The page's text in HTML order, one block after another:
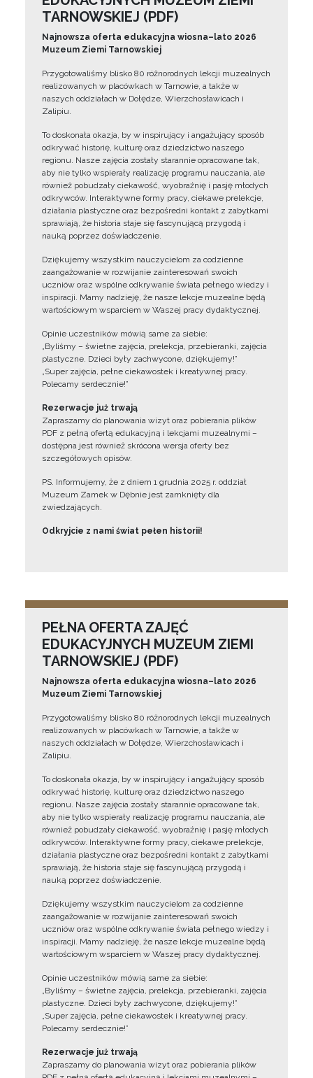
TARNOWSKIEJ (PDF)
Najnowsza oferta edukacyjna wiosna–lato 2026
Muzeum Ziemi Tarnowskiej
Przygotowaliśmy blisko 80 różnorodnych lekcji muzealnych
realizowanych w placówkach w Tarnowie, a także w
naszych oddziałach w Dołędze, Wierzchosławicach i
Zalipiu.
To doskonała okazja, by w inspirujący i angażujący sposób
odkrywać historię, kulturę oraz dziedzictwo naszego
regionu. Nasze zajęcia zostały starannie opracowane tak,
aby nie tylko wspierały realizację programu nauczania, ale
również pobudzały ciekawość, wyobraźnię i pasję młodych
odkrywców. Interaktywne formy pracy, ciekawe prelekcje,
działania plastyczne oraz bezpośredni kontakt z zabytkami
sprawiają, że historia staje się fascynującą przygodą i
nauką poprzez doświadczenie.
Dziękujemy wszystkim nauczycielom za codzienne
zaangażowanie w rozwijanie zainteresowań swoich
uczniów oraz wspólne odkrywanie świata pełnego wiedzy i
inspiracji. Mamy nadzieję, że nasze lekcje muzealne będą
wartościowym wsparciem w Waszej pracy dydaktycznej.
Opinie uczestników mówią same za siebie:
„Byliśmy – świetne zajęcia, prelekcja, przebieranki, zajęcia
plastyczne. Dzieci były zachwycone, dziękujemy!”
„Super zajęcia, pełne ciekawostek i kreatywnej pracy.
Polecamy serdecznie!”
Rezerwacje już trwają
Zapraszamy do planowania wizyt oraz pobierania plików
PDF z pełną ofertą edukacyjną i lekcjami muzealnymi –
dostępna jest również skrócona wersja oferty bez
szczegółowych opisów.
PS. Informujemy, że z dniem 1 grudnia 2025 r. oddział
Muzeum Zamek w Dębnie jest zamknięty dla
zwiedzających.
Odkryjcie z nami świat pełen historii!
PEŁNA OFERTA ZAJĘĆ
EDUKACYJNYCH MUZEUM ZIEMI
TARNOWSKIEJ (PDF)
Najnowsza oferta edukacyjna wiosna–lato 2026
Muzeum Ziemi Tarnowskiej
Przygotowaliśmy blisko 80 różnorodnych lekcji muzealnych
realizowanych w placówkach w Tarnowie, a także w
naszych oddziałach w Dołędze, Wierzchosławicach i
Zalipiu.
To doskonała okazja, by w inspirujący i angażujący sposób
odkrywać historię, kulturę oraz dziedzictwo naszego
regionu. Nasze zajęcia zostały starannie opracowane tak,
aby nie tylko wspierały realizację programu nauczania, ale
również pobudzały ciekawość, wyobraźnię i pasję młodych
odkrywców. Interaktywne formy pracy, ciekawe prelekcje,
działania plastyczne oraz bezpośredni kontakt z zabytkami
sprawiają, że historia staje się fascynującą przygodą i
nauką poprzez doświadczenie.
Dziękujemy wszystkim nauczycielom za codzienne
zaangażowanie w rozwijanie zainteresowań swoich
uczniów oraz wspólne odkrywanie świata pełnego wiedzy i
inspiracji. Mamy nadzieję, że nasze lekcje muzealne będą
wartościowym wsparciem w Waszej pracy dydaktycznej.
Opinie uczestników mówią same za siebie:
„Byliśmy – świetne zajęcia, prelekcja, przebieranki, zajęcia
plastyczne. Dzieci były zachwycone, dziękujemy!”
„Super zajęcia, pełne ciekawostek i kreatywnej pracy.
Polecamy serdecznie!”
Rezerwacje już trwają
Zapraszamy do planowania wizyt oraz pobierania plików